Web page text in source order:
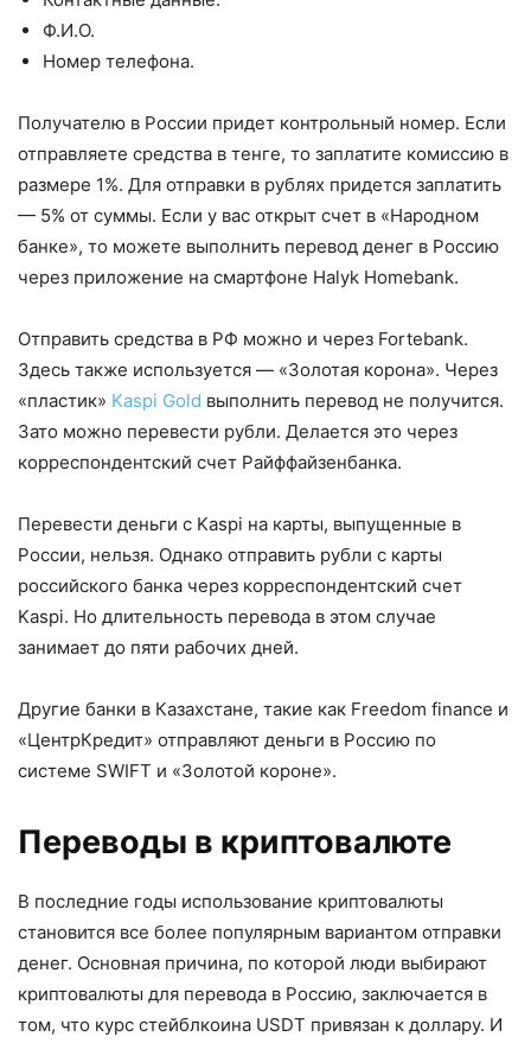
Ф.И.О.
Номер телефона.
Получателю в России придет контрольный номер. Если
отправляете средства в тенге, то заплатите комиссию в
размере 1%. Для отправки в рублях придется заплатить
— 5% от суммы. Если у вас открыт счет в «Народном
банке», то можете выполнить перевод денег в Россию
через приложение на смартфоне Halyk Homebank.
Отправить средства в РФ можно и через Fortebank.
Здесь также используется — «Золотая корона». Через
«пластик» Kaspi Gold выполнить перевод не получится.
Зато можно перевести рубли. Делается это через
корреспондентский счет Райффайзенбанка.
Перевести деньги с Kaspi на карты, выпущенные в
России, нельзя. Однако отправить рубли с карты
российского банка через корреспондентский счет
Kaspi. Но длительность перевода в этом случае
занимает до пяти рабочих дней.
Другие банки в Казахстане, такие как Freedom finance и
«ЦентрКредит» отправляют деньги в Россию по
системе SWIFT и «Золотой короне».
Переводы в криптовалюте
В последние годы использование криптовалюты
становится все более популярным вариантом отправки
денег. Основная причина, по которой люди выбирают
криптовалюты для перевода в Россию, заключается в
том, что курс стейблкоина USDT привязан к доллару. И